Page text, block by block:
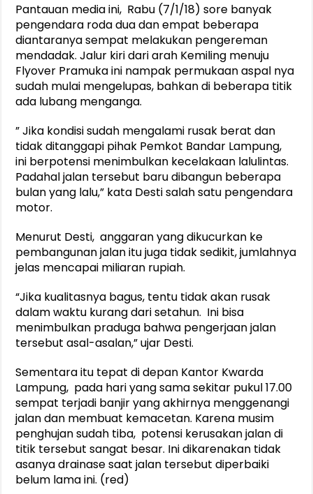
Pantauan media ini, Rabu (7/1/18) sore banyak
pengendara roda dua dan empat beberapa
diantaranya sempat melakukan pengereman
mendadak. Jalur kiri dari arah Kemiling menuju
Flyover Pramuka ini nampak permukaan aspal nya
sudah mulai mengelupas, bahkan di beberapa titik
ada lubang menganga.
” Jika kondisi sudah mengalami rusak berat dan
tidak ditanggapi pihak Pemkot Bandar Lampung,
ini berpotensi menimbulkan kecelakaan lalulintas.
Padahal jalan tersebut baru dibangun beberapa
bulan yang lalu,” kata Desti salah satu pengendara
motor.
Menurut Desti, anggaran yang dikucurkan ke
pembangunan jalan itu juga tidak sedikit, jumlahnya
jelas mencapai miliaran rupiah.
“Jika kualitasnya bagus, tentu tidak akan rusak
dalam waktu kurang dari setahun. Ini bisa
menimbulkan praduga bahwa pengerjaan jalan
tersebut asal-asalan,” ujar Desti.
Sementara itu tepat di depan Kantor Kwarda
Lampung, pada hari yang sama sekitar pukul 17.00
sempat terjadi banjir yang akhirnya menggenangi
jalan dan membuat kemacetan. Karena musim
penghujan sudah tiba, potensi kerusakan jalan di
titik tersebut sangat besar. Ini dikarenakan tidak
asanya drainase saat jalan tersebut diperbaiki
belum lama ini. (red)